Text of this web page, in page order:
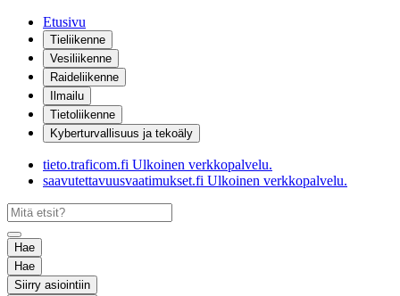
Etusivu
Tieliikenne
Vesiliikenne
Raideliikenne
Ilmailu
Tietoliikenne
Kyberturvallisuus ja tekoäly
tieto.traficom.fi Ulkoinen verkkopalvelu.
saavutettavuusvaatimukset.fi Ulkoinen verkkopalvelu.
Hae
Hae
Siirry asiointiin